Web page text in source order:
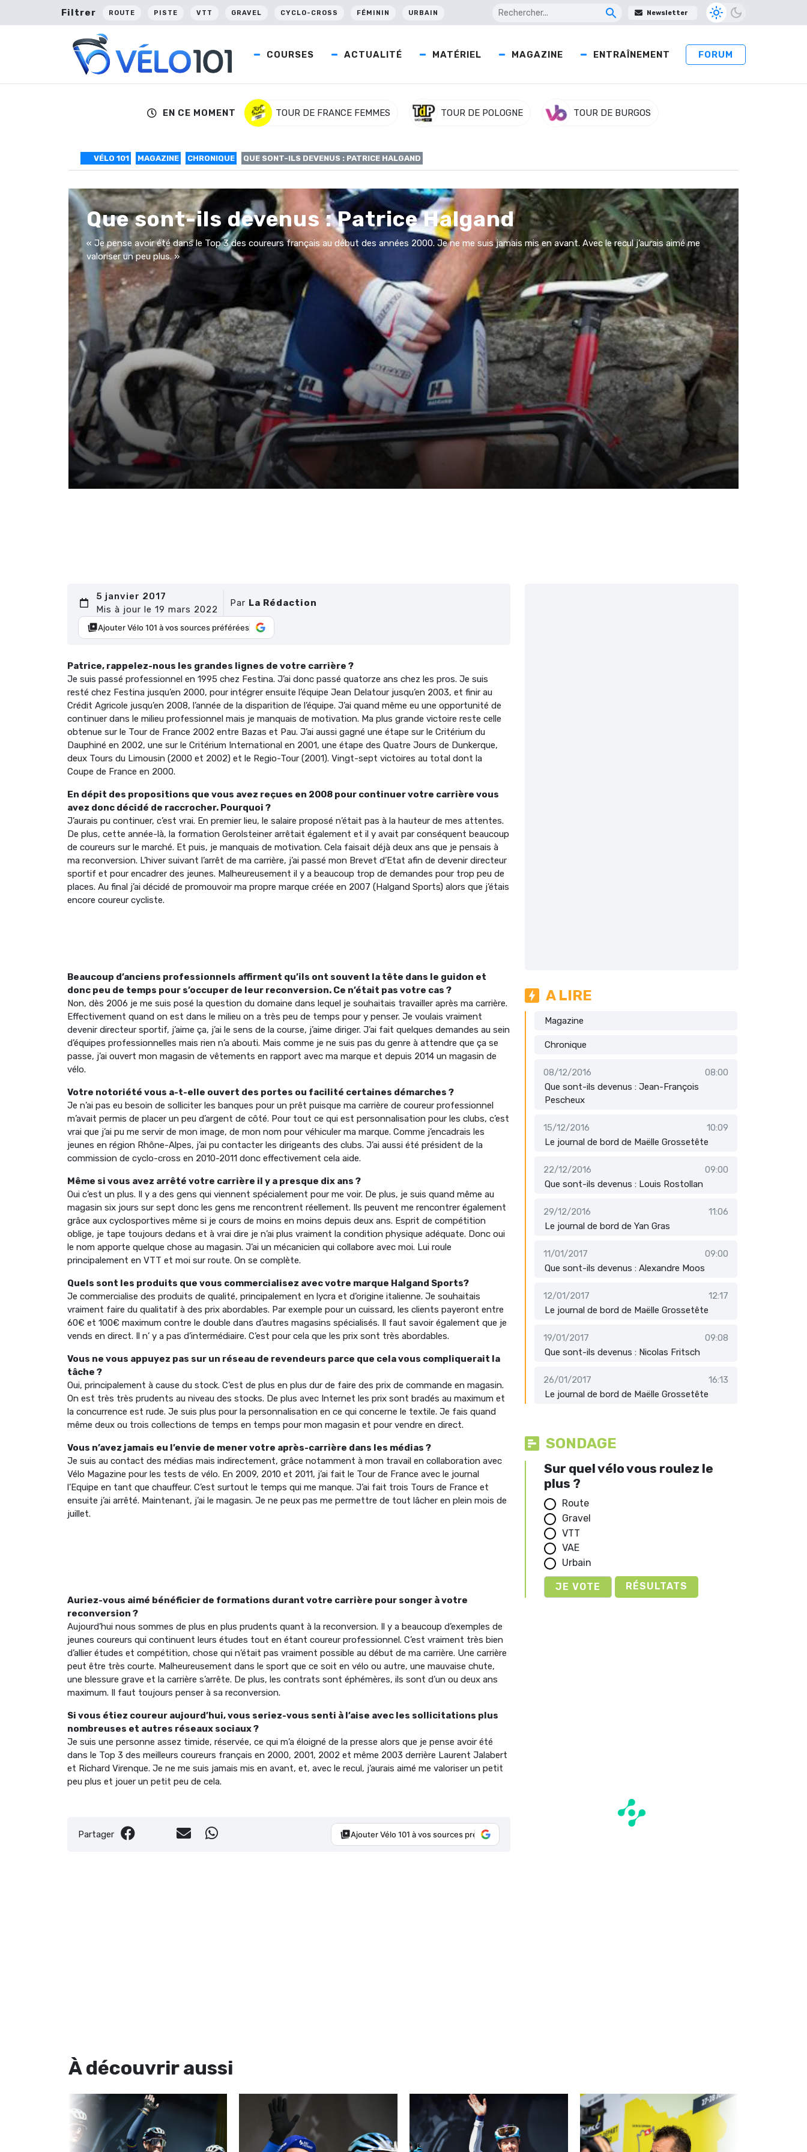
Filtrer ROUTE PISTE VTT GRAVEL CYCLO-CROSS FÉMININ URBAIN Newsletter
COURSES ACTUALITÉ MATÉRIEL MAGAZINE ENTRAÎNEMENT FORUM
EN CE MOMENT TOUR DE FRANCE FEMMES TOUR DE POLOGNE TOUR DE BURGOS
VÉLO 101 MAGAZINE CHRONIQUE QUE SONT-ILS DEVENUS : PATRICE HALGAND
Que sont-ils devenus : Patrice Halgand
« Je pense avoir été dans le Top 3 des coureurs français au début des années 2000. Je ne me suis jamais mis en avant. Avec le recul j’aurais aimé me
valoriser un peu plus. »
5 janvier 2017
Mis à jour le 19 mars 2022
Par La Rédaction
Ajouter Vélo 101 à vos sources préférées
Patrice, rappelez-nous les grandes lignes de votre carrière ?
Je suis passé professionnel en 1995 chez Festina. J’ai donc passé quatorze ans chez les pros. Je suis
resté chez Festina jusqu’en 2000, pour intégrer ensuite l’équipe Jean Delatour jusqu’en 2003, et finir au
Crédit Agricole jusqu’en 2008, l’année de la disparition de l’équipe. J’ai quand même eu une opportunité de
continuer dans le milieu professionnel mais je manquais de motivation. Ma plus grande victoire reste celle
obtenue sur le Tour de France 2002 entre Bazas et Pau. J’ai aussi gagné une étape sur le Critérium du
Dauphiné en 2002, une sur le Critérium International en 2001, une étape des Quatre Jours de Dunkerque,
deux Tours du Limousin (2000 et 2002) et le Regio-Tour (2001). Vingt-sept victoires au total dont la
Coupe de France en 2000.
En dépit des propositions que vous avez reçues en 2008 pour continuer votre carrière vous
avez donc décidé de raccrocher. Pourquoi ?
J’aurais pu continuer, c’est vrai. En premier lieu, le salaire proposé n’était pas à la hauteur de mes attentes.
De plus, cette année-là, la formation Gerolsteiner arrêtait également et il y avait par conséquent beaucoup
de coureurs sur le marché. Et puis, je manquais de motivation. Cela faisait déjà deux ans que je pensais à
ma reconversion. L’hiver suivant l’arrêt de ma carrière, j’ai passé mon Brevet d’Etat afin de devenir directeur
sportif et pour encadrer des jeunes. Malheureusement il y a beaucoup trop de demandes pour trop peu de
places. Au final j’ai décidé de promouvoir ma propre marque créée en 2007 (Halgand Sports) alors que j’étais
encore coureur cycliste.
Beaucoup d’anciens professionnels affirment qu’ils ont souvent la tête dans le guidon et
donc peu de temps pour s’occuper de leur reconversion. Ce n’était pas votre cas ?
Non, dès 2006 je me suis posé la question du domaine dans lequel je souhaitais travailler après ma carrière.
Effectivement quand on est dans le milieu on a très peu de temps pour y penser. Je voulais vraiment
devenir directeur sportif, j’aime ça, j’ai le sens de la course, j’aime diriger. J’ai fait quelques demandes au sein
d’équipes professionnelles mais rien n’a abouti. Mais comme je ne suis pas du genre à attendre que ça se
passe, j’ai ouvert mon magasin de vêtements en rapport avec ma marque et depuis 2014 un magasin de
vélo.
Votre notoriété vous a-t-elle ouvert des portes ou facilité certaines démarches ?
Je n’ai pas eu besoin de solliciter les banques pour un prêt puisque ma carrière de coureur professionnel
m’avait permis de placer un peu d’argent de côté. Pour tout ce qui est personnalisation pour les clubs, c’est
vrai que j’ai pu me servir de mon image, de mon nom pour véhiculer ma marque. Comme j’encadrais les
jeunes en région Rhône-Alpes, j’ai pu contacter les dirigeants des clubs. J’ai aussi été président de la
commission de cyclo-cross en 2010-2011 donc effectivement cela aide.
Même si vous avez arrêté votre carrière il y a presque dix ans ?
Oui c’est un plus. Il y a des gens qui viennent spécialement pour me voir. De plus, je suis quand même au
magasin six jours sur sept donc les gens me rencontrent réellement. Ils peuvent me rencontrer également
grâce aux cyclosportives même si je cours de moins en moins depuis deux ans. Esprit de compétition
oblige, je tape toujours dedans et à vrai dire je n’ai plus vraiment la condition physique adéquate. Donc oui
le nom apporte quelque chose au magasin. J’ai un mécanicien qui collabore avec moi. Lui roule
principalement en VTT et moi sur route. On se complète.
Quels sont les produits que vous commercialisez avec votre marque Halgand Sports?
Je commercialise des produits de qualité, principalement en lycra et d’origine italienne. Je souhaitais
vraiment faire du qualitatif à des prix abordables. Par exemple pour un cuissard, les clients payeront entre
60€ et 100€ maximum contre le double dans d’autres magasins spécialisés. Il faut savoir également que je
vends en direct. Il n’ y a pas d’intermédiaire. C’est pour cela que les prix sont très abordables.
Vous ne vous appuyez pas sur un réseau de revendeurs parce que cela vous compliquerait la
tâche ?
Oui, principalement à cause du stock. C’est de plus en plus dur de faire des prix de commande en magasin.
On est très très prudents au niveau des stocks. De plus avec Internet les prix sont bradés au maximum et
la concurrence est rude. Je suis plus pour la personnalisation en ce qui concerne le textile. Je fais quand
même deux ou trois collections de temps en temps pour mon magasin et pour vendre en direct.
Vous n’avez jamais eu l’envie de mener votre après-carrière dans les médias ?
Je suis au contact des médias mais indirectement, grâce notamment à mon travail en collaboration avec
Vélo Magazine pour les tests de vélo. En 2009, 2010 et 2011, j’ai fait le Tour de France avec le journal
l’Equipe en tant que chauffeur. C’est surtout le temps qui me manque. J’ai fait trois Tours de France et
ensuite j’ai arrêté. Maintenant, j’ai le magasin. Je ne peux pas me permettre de tout lâcher en plein mois de
juillet.
Auriez-vous aimé bénéficier de formations durant votre carrière pour songer à votre
reconversion ?
Aujourd’hui nous sommes de plus en plus prudents quant à la reconversion. Il y a beaucoup d’exemples de
jeunes coureurs qui continuent leurs études tout en étant coureur professionnel. C’est vraiment très bien
d’allier études et compétition, chose qui n’était pas vraiment possible au début de ma carrière. Une carrière
peut être très courte. Malheureusement dans le sport que ce soit en vélo ou autre, une mauvaise chute,
une blessure grave et la carrière s’arrête. De plus, les contrats sont éphémères, ils sont d’un ou deux ans
maximum. Il faut toujours penser à sa reconversion.
Si vous étiez coureur aujourd’hui, vous seriez-vous senti à l’aise avec les sollicitations plus
nombreuses et autres réseaux sociaux ?
Je suis une personne assez timide, réservée, ce qui m’a éloigné de la presse alors que je pense avoir été
dans le Top 3 des meilleurs coureurs français en 2000, 2001, 2002 et même 2003 derrière Laurent Jalabert
et Richard Virenque. Je ne me suis jamais mis en avant, et, avec le recul, j’aurais aimé me valoriser un petit
peu plus et jouer un petit peu de cela.
Partager Ajouter Vélo 101 à vos sources préférées
A LIRE
Magazine
Chronique
08/12/2016
08:00
Que sont-ils devenus : Jean-François
Pescheux
15/12/2016
10:09
Le journal de bord de Maëlle Grossetête
22/12/2016
09:00
Que sont-ils devenus : Louis Rostollan
29/12/2016
11:06
Le journal de bord de Yan Gras
11/01/2017
09:00
Que sont-ils devenus : Alexandre Moos
12/01/2017
12:17
Le journal de bord de Maëlle Grossetête
19/01/2017
09:08
Que sont-ils devenus : Nicolas Fritsch
26/01/2017
16:13
Le journal de bord de Maëlle Grossetête
SONDAGE
Sur quel vélo vous roulez le
plus ?
Route
Gravel
VTT
VAE
Urbain
RÉSULTATS
À découvriraussi